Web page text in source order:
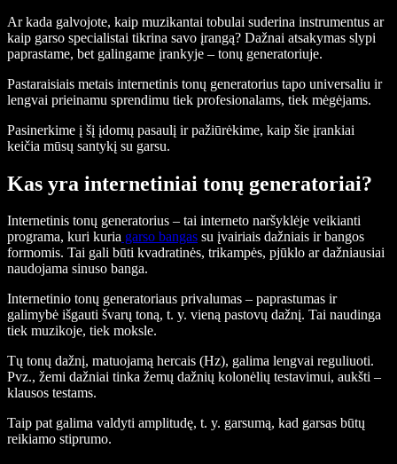
Ar kada galvojote, kaip muzikantai tobulai suderina instrumentus ar
kaip garso specialistai tikrina savo įrangą? Dažnai atsakymas slypi
paprastame, bet galingame įrankyje – tonų generatoriuje.
Pastaraisiais metais internetinis tonų generatorius tapo universaliu ir
lengvai prieinamu sprendimu tiek profesionalams, tiek mėgėjams.
Pasinerkime į šį įdomų pasaulį ir pažiūrėkime, kaip šie įrankiai
keičia mūsų santykį su garsu.
Kas yra internetiniai tonų generatoriai?
Internetinis tonų generatorius – tai interneto naršyklėje veikianti
programa, kuri kuria garso bangas su įvairiais dažniais ir bangos
formomis. Tai gali būti kvadratinės, trikampės, pjūklo ar dažniausiai
naudojama sinuso banga.
Internetinio tonų generatoriaus privalumas – paprastumas ir
galimybė išgauti švarų toną, t. y. vieną pastovų dažnį. Tai naudinga
tiek muzikoje, tiek moksle.
Tų tonų dažnį, matuojamą hercais (Hz), galima lengvai reguliuoti.
Pvz., žemi dažniai tinka žemų dažnių kolonėlių testavimui, aukšti –
klausos testams.
Taip pat galima valdyti amplitudę, t. y. garsumą, kad garsas būtų
reikiamo stiprumo.